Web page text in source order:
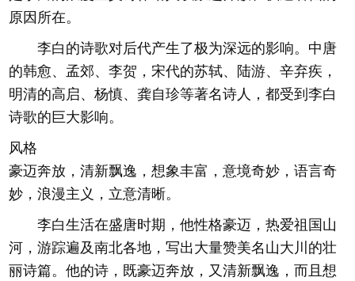
原因所在。
李白的诗歌对后代产生了极为深远的影响。中唐
的韩愈、孟郊、李贺，宋代的苏轼、陆游、辛弃疾，
明清的高启、杨慎、龚自珍等著名诗人，都受到李白
诗歌的巨大影响。
风格
豪迈奔放，清新飘逸，想象丰富，意境奇妙，语言奇
妙，浪漫主义，立意清晰。
李白生活在盛唐时期，他性格豪迈，热爱祖国山
河，游踪遍及南北各地，写出大量赞美名山大川的壮
丽诗篇。他的诗，既豪迈奔放，又清新飘逸，而且想